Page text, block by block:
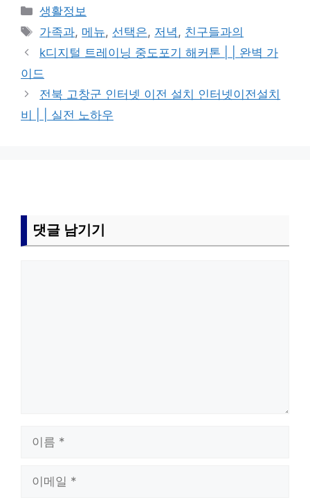
카
테
고
리
생활정보
태
그
가족과, 메뉴, 선택은, 저녁 , 친구들과의
k디지털 트레이닝 중도포기 해커톤 | | 완벽 가
이드
전북 고창군 인터넷 이전 설치 인터넷이전설치
비 | | 실전 노하우
댓글 남기기